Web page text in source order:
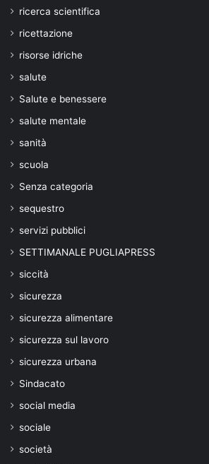
ricerca scientifica
ricettazione
risorse idriche
salute
Salute e benessere
salute mentale
sanità
scuola
Senza categoria
sequestro
servizi pubblici
SETTIMANALE PUGLIAPRESS
siccità
sicurezza
sicurezza alimentare
sicurezza sul lavoro
sicurezza urbana
Sindacato
social media
sociale
società